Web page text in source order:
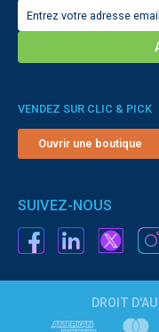
VENDEZ SUR CLIC & PICK
Ouvrir une boutique
SUIVEZ-NOUS
DROIT